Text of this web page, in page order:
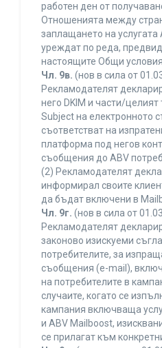
работен ден от
Отношенията между
заплащането на услугата
уреждат по реда,
настоящите Общи
Чл. 9в. (нов в сила от
Рекламодателят
него DKIM и части/целият
Subject на електронното
съответстват на
платформа под негов
съобщения до ABV
(2) Рекламодателят
информирал своите
да бъдат включени в
Чл. 9г. (нов в сила от
Рекламодателят
законово изискуеми
потребителите, за
съобщения (e-mail),
на потребителите в
случаите, когато се
кампания включваща
и ABV Mailboost,
се прилагат към